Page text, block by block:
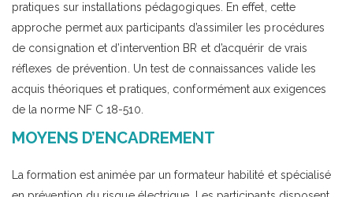
pratiques sur installations pédagogiques. En effet, cette
approche permet aux participants d’assimiler les procédures
de consignation et d’intervention BR et d’acquérir de vrais
réflexes de prévention. Un test de connaissances valide les
acquis théoriques et pratiques, conformément aux exigences
de la norme NF C 18-510.
MOYENS D’ENCADREMENT
La formation est animée par un formateur habilité et spécialisé